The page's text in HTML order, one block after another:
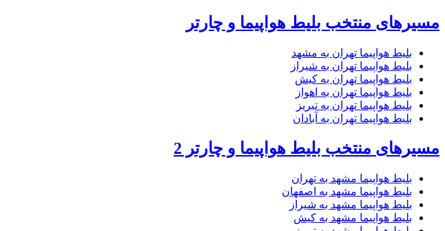
مسیرهای منتخب بلیط هواپیما و چارتر
بلیط هواپیما تهران به مشهد
بلیط هواپیما تهران به شیراز
بلیط هواپیما تهران به کیش
بلیط هواپیما تهران به اهواز
بلیط هواپیما تهران به تبریز
بلیط هواپیما تهران به آبادان
مسیرهای منتخب بلیط هواپیما و چارتر 2
بلیط هواپیما مشهد به تهران
بلیط هواپیما مشهد به اصفهان
بلیط هواپیما مشهد به شیراز
بلیط هواپیما مشهد به کیش